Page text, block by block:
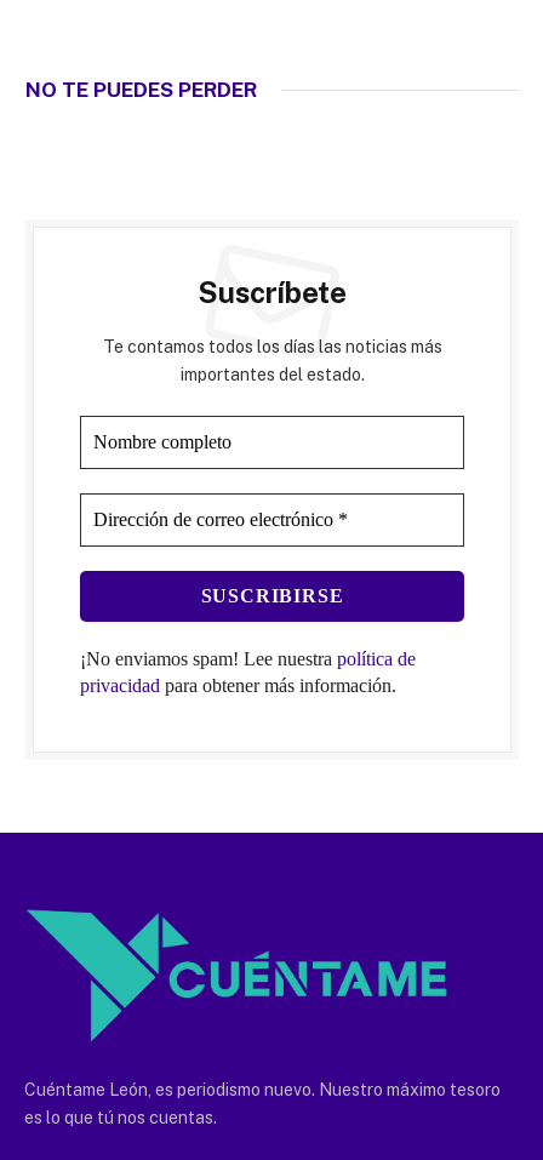
NO TE PUEDES PERDER
Suscríbete
Te contamos todos los días las noticias más
importantes del estado.
¡No enviamos spam! Lee nuestra política de
privacidad para obtener más información.
Cuéntame León, es periodismo nuevo. Nuestro máximo tesoro
es lo que tú nos cuentas.